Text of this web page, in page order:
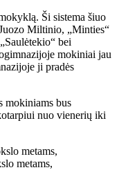
Ši sistema šiuo
Miltinio, „Minties“
bei
mokiniai jau
ji pradės
mokiniams bus
nuo vienerių iki
metams,
metams,